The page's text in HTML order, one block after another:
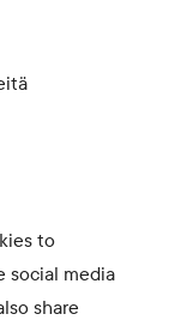
to
social media
share